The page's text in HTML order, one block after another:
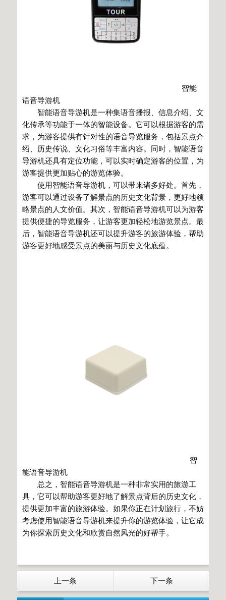
智能
语音导游机
智能语音导游机是一种集语音播报、信息介绍、文
化传承等功能于一体的智能设备。它可以根据游客的需
求，为游客提供有针对性的语音导览服务，包括景点介
绍、历史传说、文化习俗等丰富内容。同时，智能语音
导游机还具有定位功能，可以实时确定游客的位置，为
游客提供更加贴心的游览体验。
使用智能语音导游机，可以带来诸多好处。首先，
游客可以通过设备了解景点的历史文化背景，更好地领
略景点的人文价值。其次，智能语音导游机可以为游客
提供便捷的导览服务，让游客更加轻松地游览景点。最
后，智能语音导游机还可以提升游客的旅游体验，帮助
游客更好地感受景点的美丽与历史文化底蕴。
智
能语音导游机
总之，智能语音导游机是一种非常实用的旅游工
具，它可以帮助游客更好地了解景点背后的历史文化，
提供更加丰富的旅游体验。如果你正在计划旅行，不妨
考虑使用智能语音导游机来提升你的游览体验，让它成
为你探索历史文化和欣赏自然风光的好帮手。
上一条 下一条